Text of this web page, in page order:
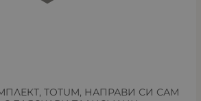
TOTUM, НАПРАВИ СИ САМ